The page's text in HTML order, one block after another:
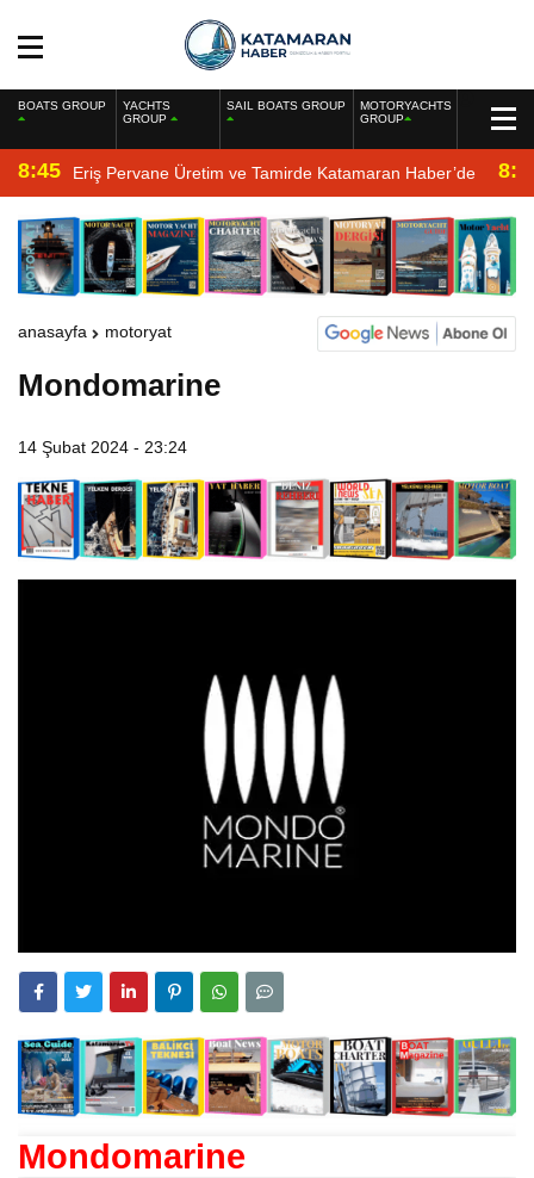
BOATS GROUP
YACHTS
GROUP
SAIL BOATS GROUP
MOTORYACHTS
GROUP
8:45 Eriş Pervane Üretim ve Tamirde Katamaran Haber’de
anasayfa motoryat
Mondomarine
14 Şubat 2024 - 23:24
Mondomarine